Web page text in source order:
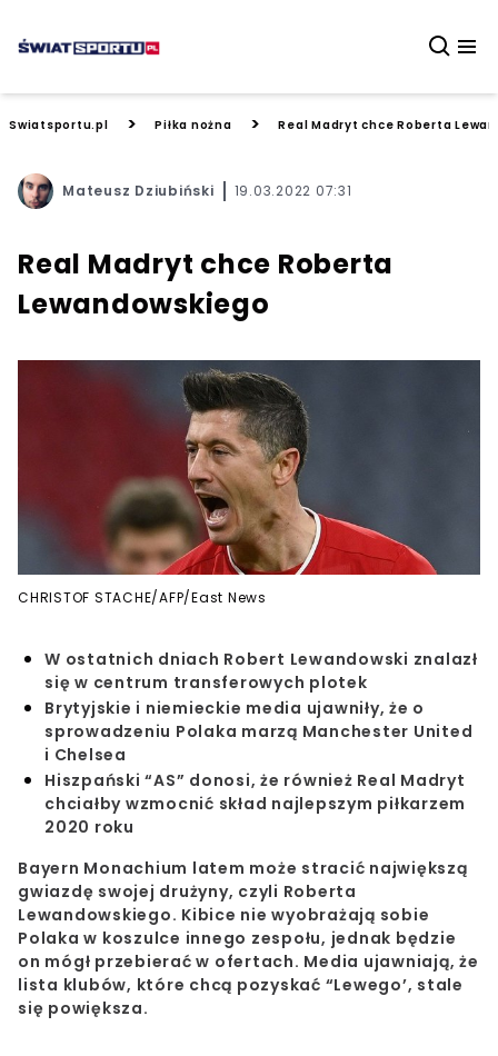
Swiatsportu.pl > Piłka nożna > Real Madryt chce Roberta
Mateusz Dziubiński 19.03.2022 07:31
Real Madryt chce Roberta
Lewandowskiego
CHRISTOF STACHE/AFP/East News
W ostatnich dniach Robert Lewandowski znalazł
się w centrum transferowych plotek
Brytyjskie i niemieckie media ujawniły, że o
sprowadzeniu Polaka marzą Manchester United
i Chelsea
Hiszpański “AS” donosi, że również Real Madryt
chciałby wzmocnić skład najlepszym piłkarzem
2020 roku
Bayern Monachium latem może stracić największą
gwiazdę swojej drużyny, czyli Roberta
Lewandowskiego. Kibice nie wyobrażają sobie
Polaka w koszulce innego zespołu, jednak będzie
on mógł przebierać w ofertach. Media ujawniają, że
lista klubów, które chcą pozyskać “Lewego’, stale
się powiększa.